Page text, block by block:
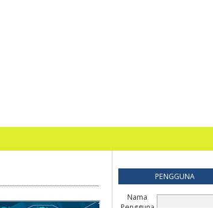
PENGGUNA
Nama